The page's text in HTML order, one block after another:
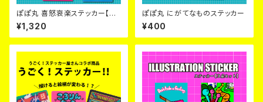
ぽぽ丸 喜怒哀楽ステッカー【４
点セット】
¥1,320
ぽぽ丸 にがてなものステッカー
¥400